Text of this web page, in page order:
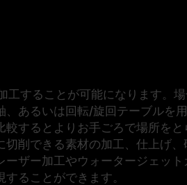
工することが可能になります。
、あるいは回転/旋回テーブルを
するとよりお手ごろで場所をと
削できる素材の加工、 仕上げ
ーザー加工やウォータージェット
ることができます。